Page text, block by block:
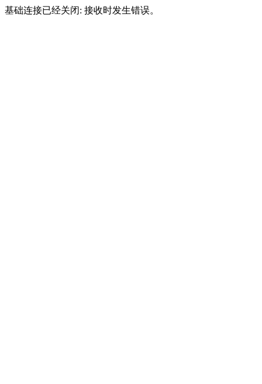
基础连接已经关闭: 接收时发生错误。